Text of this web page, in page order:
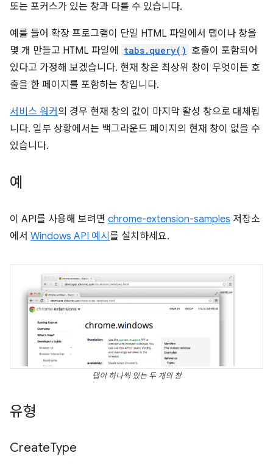
또는 포커스가 있는 창과 다를 수 있습니다.
예를 들어 확장 프로그램이 단일 HTML 파일에서 탭이나 창을
몇 개 만들고 HTML 파일에
tabs.query() 호출이 포함되어
있다고 가정해 보겠습니다. 현재 창은 최상위 창이 무엇이든 호
출을 한 페이지를 포함하는 창입니다.
서비스 워커 의 경우 현재 창의 값이 마지막 활성 창으로 대체됩
니다. 일부 상황에서는 백그라운드 페이지의 현재 창이 없을 수
있습니다.
예
이 API를 사용해 보려면 chrome-extension-samples 저장소
에서 Windows API 예시 를 설치하세요.
탭이 하나씩 있는 두 개의 창
유형
CreateType